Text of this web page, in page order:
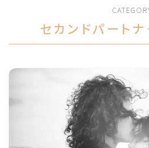
セカンドパート